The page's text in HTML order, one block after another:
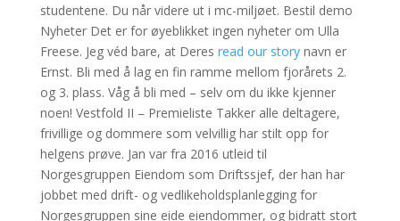
studentene. Du når videre ut i mc-miljøet. Bestil demo
Nyheter Det er for øyeblikket ingen nyheter om Ulla
Freese. Jeg véd bare, at Deres read our storynavn er
Ernst. Bli med å lag en fin ramme mellom fjorårets 2.
og 3. plass. Våg å bli med – selv om du ikke kjenner
noen! Vestfold II – Premieliste Takker alle deltagere,
frivillige og dommere som velvillig har stilt opp for
helgens prøve. Jan var fra 2016 utleid til
Norgesgruppen Eiendom som Driftssjef, der han har
jobbet med drift- og vedlikeholdsplanlegging for
Norgesgruppen sine eide eiendommer, og bidratt stort